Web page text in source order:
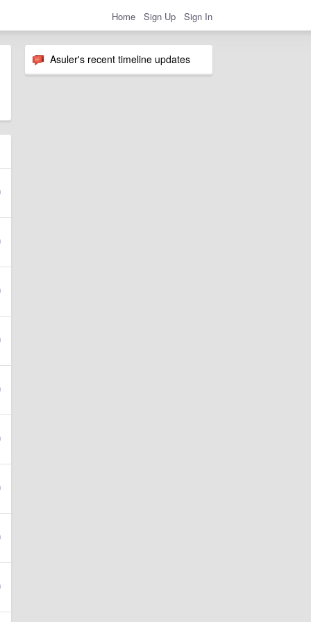
Home Sign Up Sign In
Asuler's recent timeline updates